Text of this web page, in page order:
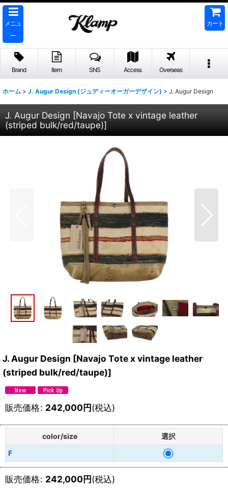
メニュ
ー
カート
Brand Item SNS Access Overseas
ホーム > J. Augur Design (ジュディーオーガーデザイン) > J. Augur Design
J. Augur Design [Navajo Tote x vintage leather
(striped bulk/red/taupe)]
J. Augur Design [Navajo Tote x vintage leather
(striped bulk/red/taupe)]
販売価格: 242,000円(税込)
color/size
選択
F
販売価格: 242,000円(税込)